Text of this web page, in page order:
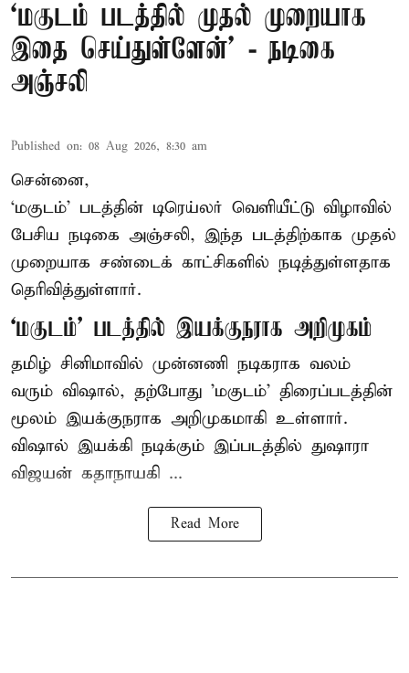
‘மகுடம் படத்தில் முதல் முறையாக
இதை செய்துள்ளேன்’ - நடிகை
அஞ்சலி
Published on: 08 Aug 2026, 8:30 am
சென்னை,
‘மகுடம்’ படத்தின் டிரெய்லர் வெளியீட்டு விழாவில்
பேசிய நடிகை அஞ்சலி, இந்த படத்திற்காக முதல்
முறையாக சண்டைக் காட்சிகளில் நடித்துள்ளதாக
தெரிவித்துள்ளார்.
‘மகுடம்’ படத்தில் இயக்குநராக அறிமுகம்
தமிழ் சினிமாவில் முன்னணி நடிகராக வலம்
வரும் விஷால், தற்போது 'மகுடம்' திரைப்படத்தின்
மூலம் இயக்குநராக அறிமுகமாகி உள்ளார்.
விஷால் இயக்கி நடிக்கும் இப்படத்தில் துஷாரா
விஜயன் கதாநாயகி ...
Read More